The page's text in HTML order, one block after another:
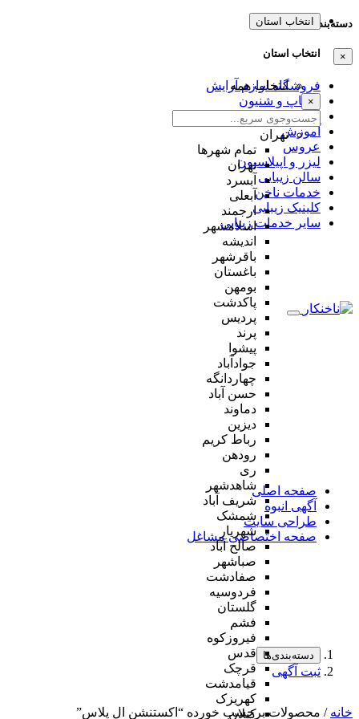
دسته‌بندی‌ها
×
فروشگاه لوازم آرایش
میکاپ و شنیون
مژه و ابرو
آموزش
عروس
لیزر و اپیلاسیون
سالن زیبایی
خدمات ناخن
کلینیک زیبایی
سایر خدمات زیبایی
انتخاب استان
انتخاب استان
انتخاب همه
×
تهران
تمام شهر‌ها
تهران
آبسرد
آبعلی
ارجمند
اسلامشهر
اندیشه
باقرشهر
باغستان
بومهن
پاکدشت
پردیس
پرند
پیشوا
جوادآباد
چهاردانگه
حسن آباد
دماوند
دیزین
رباط کریم
رودهن
ری
شاهدشهر
شریف آباد
شمشک
شهریار
صالح آباد
صباشهر
صفادشت
فردوسیه
گلستان
فشم
فیروزکوه
قدس
قرچک
قیامدشت
کهریزک
کیلان
صفحه اصلی
آگهی انبوه
طراحی سایت
صفحه اختصاصی مشاغل
دسته‌بندی‌ها
ثبت آگهی
خانه / محصولات برچسب خورده “اکستنشن ال پلاس”